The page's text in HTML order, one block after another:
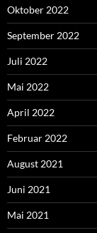
Oktober 2022
September 2022
Juli 2022
Mai 2022
April 2022
Februar 2022
August 2021
Juni 2021
Mai 2021